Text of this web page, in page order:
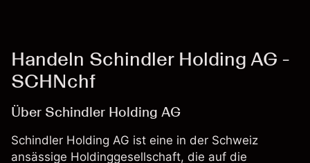
Handeln Schindler Holding AG -
SCHNchf
Über Schindler Holding AG
Schindler Holding AG ist eine in der Schweiz
ansässige Holdinggesellschaft, die auf die